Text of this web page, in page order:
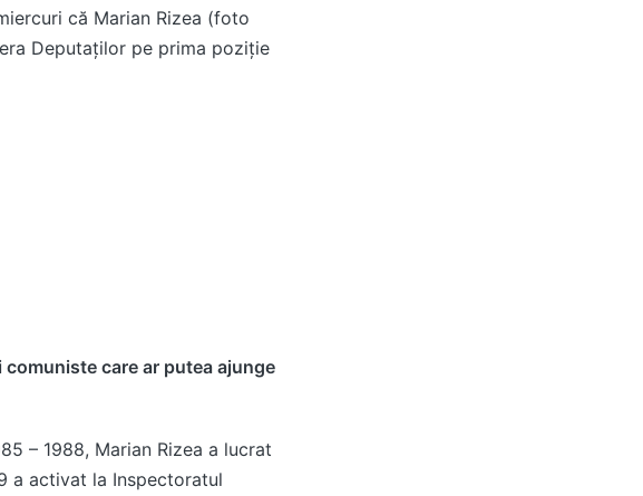
că Marian Rizea (foto
Deputaților pe prima poziție
care ar putea ajunge
– 1988, Marian Rizea a lucrat
a activat la Inspectoratul